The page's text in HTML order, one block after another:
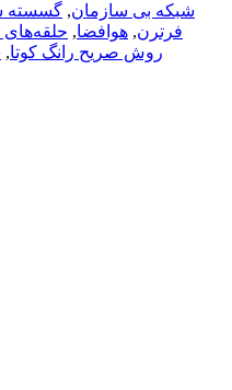
شبکه بی سازمان, گسسته
فرترن, هوافضا, حلقه‌های
روش صریح رانگ کوتا,